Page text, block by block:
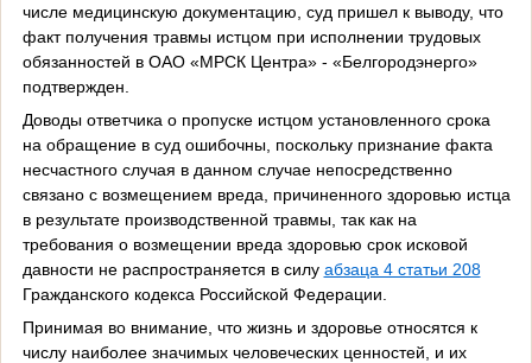
числе медицинскую документацию, суд пришел к выводу, что
факт получения травмы истцом при исполнении трудовых
обязанностей в ОАО «МРСК Центра» - «Белгородэнерго»
подтвержден.
Доводы ответчика о пропуске истцом установленного срока
на обращение в суд ошибочны, поскольку признание факта
несчастного случая в данном случае непосредственно
связано с возмещением вреда, причиненного здоровью истца
в результате производственной травмы, так как на
требования о возмещении вреда здоровью срок исковой
давности не распространяется в силу абзаца 4 статьи 208
Гражданского кодекса Российской Федерации.
Принимая во внимание, что жизнь и здоровье относятся к
числу наиболее значимых человеческих ценностей, и их